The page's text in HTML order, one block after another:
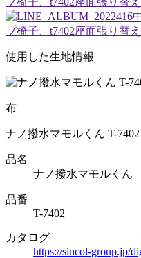
使用した生地情報
布
ナノ撥水マモルくん T-7402
品名
ナノ撥水マモルくん
品番
T-7402
カタログ
https://sincol-group.jp/